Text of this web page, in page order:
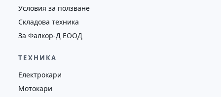
Условия за ползване
Складова техника
За Фалкор-Д ЕООД
ТЕХНИКА
Електрокари
Мотокари